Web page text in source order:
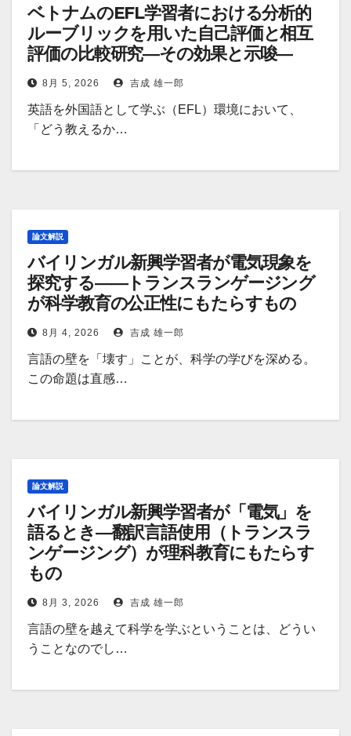
ベトナムのEFL学習者における分析的
ルーブリックを用いた自己評価と相互
評価の比較研究―その効果と示唆―
8月 5, 2026 吉成 雄一郎
英語を外国語として学ぶ（EFL）環境において、
「どう教えるか…
論文解説
バイリンガル新興学習者が電気現象を
探究する――トランスランゲージング
が科学教育の公正性にもたらすもの
8月 4, 2026 吉成 雄一郎
言語の壁を「壊す」ことが、科学の学びを深める。
この命題は直感…
論文解説
バイリンガル新興学習者が「電気」を
語るとき―翻訳言語使用（トランスラ
ンゲージング）が理科教育にもたらす
もの
8月 3, 2026 吉成 雄一郎
言語の壁を越えて科学を学ぶということは、どうい
うことなのでし…